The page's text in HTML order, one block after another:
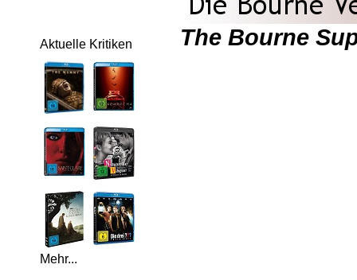
Aktuelle Kritiken
Mehr...
The Bourne